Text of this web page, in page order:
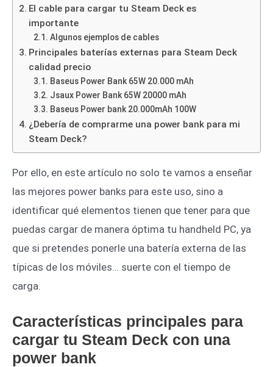
El cable para cargar tu Steam Deck es
importante
Algunos ejemplos de cables
Principales baterías externas para Steam Deck
calidad precio
Baseus Power Bank 65W 20.000 mAh
Jsaux Power Bank 65W 20000 mAh
Baseus Power bank 20.000mAh 100W
¿Debería de comprarme una power bank para mi
Steam Deck?
Por ello, en este artículo no solo te vamos a enseñar
las mejores power banks para este uso, sino a
identificar qué elementos tienen que tener para que
puedas cargar de manera óptima tu handheld PC, ya
que si pretendes ponerle una batería externa de las
típicas de los móviles… suerte con el tiempo de
carga.
Características principales para
cargar tu Steam Deck con una
power bank